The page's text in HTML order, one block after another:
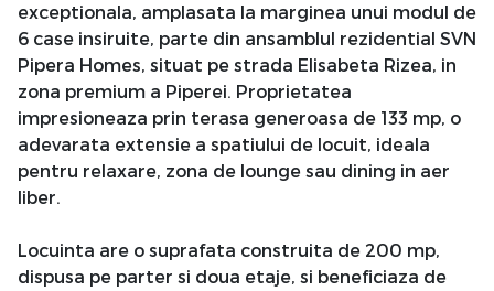
exceptionala, amplasata la marginea unui modul de
6 case insiruite, parte din ansamblul rezidential SVN
Pipera Homes, situat pe strada Elisabeta Rizea, in
zona premium a Piperei. Proprietatea
impresioneaza prin terasa generoasa de 133 mp, o
adevarata extensie a spatiului de locuit, ideala
pentru relaxare, zona de lounge sau dining in aer
liber.
Locuinta are o suprafata construita de 200 mp,
dispusa pe parter si doua etaje, si beneficiaza de